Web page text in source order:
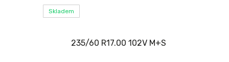
Skladem